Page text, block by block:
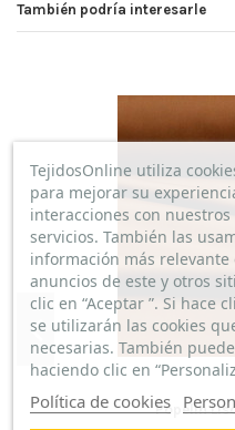
También podría interesarle
Popelín
TejidosOnline utiliza
para mejorar su
interacciones con
servicios. También las
información más
anuncios de este y otros
clic en “Aceptar ”. Si hace
se utilizarán las cookies
necesarias. También
haciendo clic en
Política de cookies